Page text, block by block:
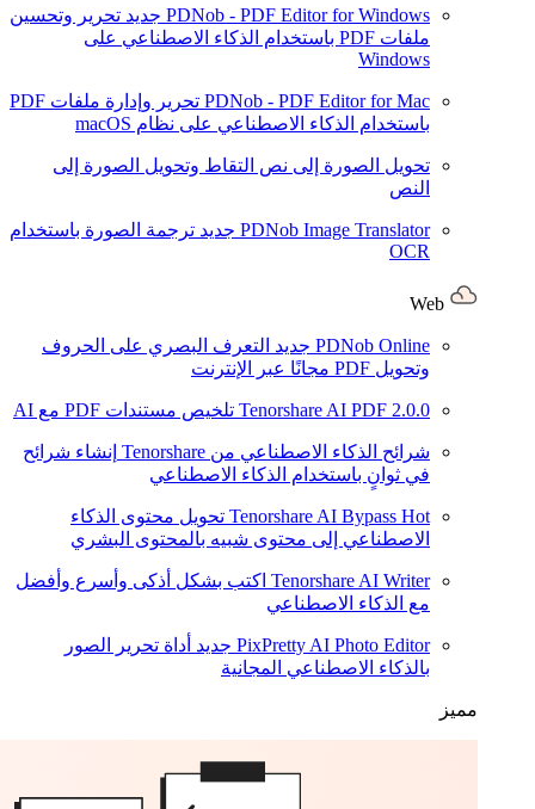
PDNob - PDF Editor for Windows جديد تحرير وتحسين
ملفات PDF باستخدام الذكاء الاصطناعي على
Windows
PDNob - PDF Editor for Mac
تحرير وإدارة ملفات PDF
باستخدام الذكاء الاصطناعي على نظام macOS
تحويل الصورة إلى نص التقاط وتحويل الصورة إلى
النص
PDNob Image Translator جديد ترجمة الصورة باستخدام
OCR
PDNob Online جديد التعرف البصري على الحروف
وتحويل PDF مجانًا عبر الإنترنت
Tenorshare AI PDF 2.0.0 تلخيص مستندات PDF مع AI
شرائح الذكاء الاصطناعي من Tenorshare
إنشاء شرائح
في ثوانٍ باستخدام الذكاء الاصطناعي
Tenorshare AI Bypass Hot
تحويل محتوى الذكاء
الاصطناعي إلى محتوى شبيه بالمحتوى البشري
Tenorshare AI Writer اكتب بشكل أذكى وأسرع وأفضل
مع الذكاء الاصطناعي
PixPretty AI Photo Editor جديد أداة تحرير الصور
بالذكاء الاصطناعي المجانية
مميز